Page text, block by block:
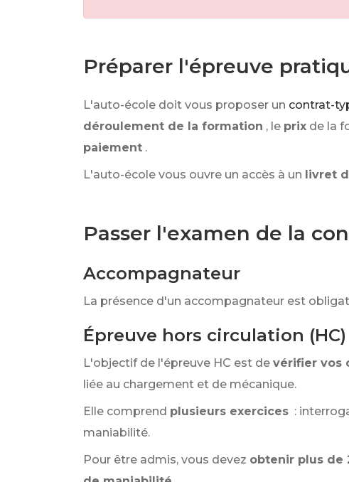
Préparer l'épreuve
L'auto-école doit vous proposer un contrat-
déroulement de la formation , le prix de la
paiement .
L'auto-école vous ouvre un accès à un livret
Passer l'examen de la
Accompagnateur
La présence d'un accompagnateur est
Épreuve hors circulation (HC)
L'objectif de l'épreuve HC est de vérifier vos
liée au chargement et de mécanique.
Elle comprend plusieurs exercices :
maniabilité.
Pour être admis, vous devez obtenir plus de